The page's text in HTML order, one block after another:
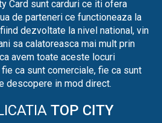
Card sunt carduri ce iti ofera
de parteneri ce functioneaza la
dezvoltate la nivel national, vin
sa calatoreasca mai mult prin
avem toate aceste locuri
ca sunt comerciale, fie ca sunt
descopere in mod direct.
TOP CITY